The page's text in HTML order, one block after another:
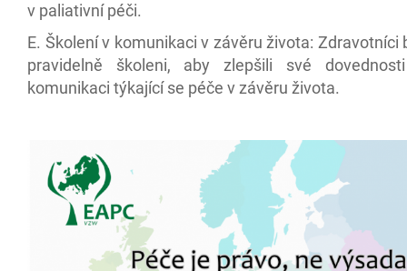
v paliativní péči.
E. Školení v komunikaci v závěru života: Zdravotníci
pravidelně školeni, aby zlepšili své
komunikaci týkající se péče v závěru života.